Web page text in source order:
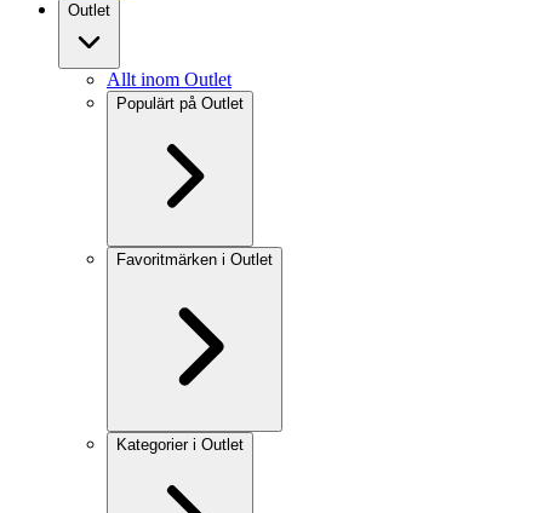
Outlet
Allt inom Outlet
Populärt på Outlet
Favoritmärken i Outlet
Kategorier i Outlet